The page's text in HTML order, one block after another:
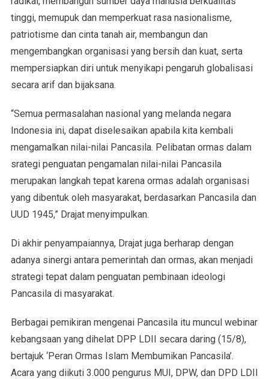
tinggi, memupuk dan memperkuat rasa nasionalisme,
patriotisme dan cinta tanah air, membangun dan
mengembangkan organisasi yang bersih dan kuat, serta
mempersiapkan diri untuk menyikapi pengaruh globalisasi
secara arif dan bijaksana.
“Semua permasalahan nasional yang melanda negara
Indonesia ini, dapat diselesaikan apabila kita kembali
mengamalkan nilai-nilai Pancasila. Pelibatan ormas dalam
srategi penguatan pengamalan nilai-nilai Pancasila
merupakan langkah tepat karena ormas adalah organisasi
yang dibentuk oleh masyarakat, berdasarkan Pancasila dan
UUD 1945,” Drajat menyimpulkan.
Di akhir penyampaiannya, Drajat juga berharap dengan
adanya sinergi antara pemerintah dan ormas, akan menjadi
strategi tepat dalam penguatan pembinaan ideologi
Pancasila di masyarakat.
Berbagai pemikiran mengenai Pancasila itu muncul webinar
kebangsaan yang dihelat DPP LDII secara daring (15/8),
bertajuk ‘Peran Ormas Islam Membumikan Pancasila’.
Acara yang diikuti 3.000 pengurus MUI, DPW, dan DPD LDII